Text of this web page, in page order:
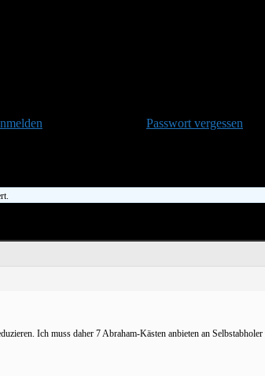
Passwort vergessen
Ich muss daher 7 Abraham-Kästen anbieten an